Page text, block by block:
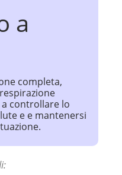
a
completa,
controllare lo
e e mantenersi